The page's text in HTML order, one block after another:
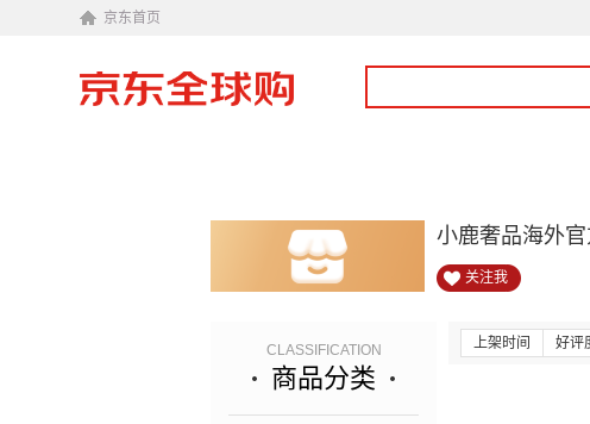
京东首页
小鹿奢品海外
关注我
CLASSIFICATION
商品分类
上架时间 好评